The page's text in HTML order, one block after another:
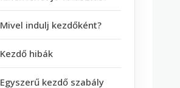
Mivel indulj kezdőként?
Kezdő hibák
Egyszerű kezdő szabály